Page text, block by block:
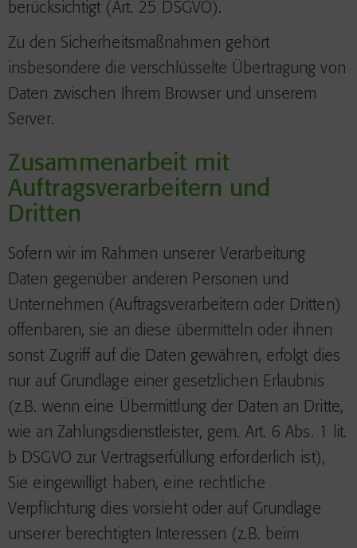
berücksichtigt (Art. 25 DSGVO).
Zu den Sicherheitsmaßnahmen gehört
insbesondere die verschlüsselte Übertragung von
Daten zwischen Ihrem Browser und unserem
Server.
Zusammenarbeit mit
Auftragsverarbeitern und
Dritten
Sofern wir im Rahmen unserer Verarbeitung
Daten gegenüber anderen Personen und
Unternehmen (Auftragsverarbeitern oder Dritten)
offenbaren, sie an diese übermitteln oder ihnen
sonst Zugriff auf die Daten gewähren, erfolgt dies
nur auf Grundlage einer gesetzlichen Erlaubnis
(z.B. wenn eine Übermittlung der Daten an Dritte,
wie an Zahlungsdienstleister, gem. Art. 6 Abs. 1 lit.
b DSGVO zur Vertragserfüllung erforderlich ist),
Sie eingewilligt haben, eine rechtliche
Verpflichtung dies vorsieht oder auf Grundlage
unserer berechtigten Interessen (z.B. beim